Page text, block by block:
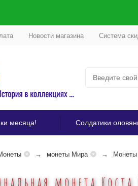
Новости магазина Система
месяца! Солдатики
монеты Мира Монеты